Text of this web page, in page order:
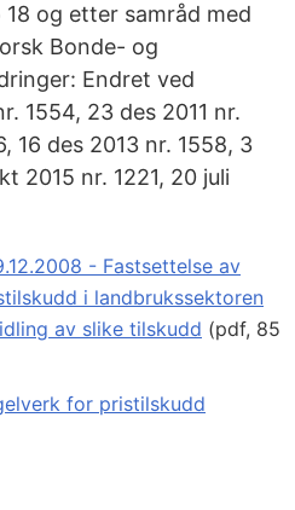
og etter samråd med
Bonde- og
Endret ved
1554, 23 des 2011 nr.
16 des 2013 nr. 1558, 3
2015 nr. 1221, 20 juli
- Fastsettelse av
i landbrukssektoren
av slike tilskudd (pdf, 85
for pristilskudd